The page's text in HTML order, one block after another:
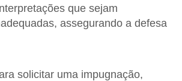
que sejam
assegurando a defesa
solicitar uma impugnação,